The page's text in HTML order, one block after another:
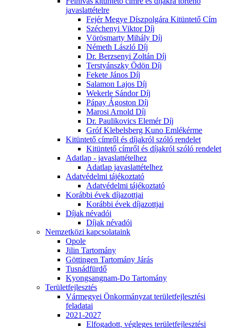
javaslattételre
Fejér Megye Díszpolgára Kitüntető Cím
Széchenyi Viktor Díj
Vörösmarty Mihály Díj
Németh László Díj
Dr. Berzsenyi Zoltán Díj
Terstyánszky Ödön Díj
Fekete János Díj
Salamon Lajos Díj
Wekerle Sándor Díj
Pápay Ágoston Díj
Marosi Arnold Díj
Dr. Paulikovics Elemér Díj
Gróf Klebelsberg Kuno Emlékérme
Kitüntető címről és díjakról szóló rendelet
Kitüntető címről és díjakról szóló rendelet
Adatlap - javaslattételhez
Adatlap javaslattételhez
Adatvédelmi tájékoztató
Adatvédelmi tájékoztató
Korábbi évek díjazottjai
Korábbi évek díjazottjai
Díjak névadói
Díjak névadói
Nemzetközi kapcsolataink
Opole
Jilin Tartomány
Göttingen Tartomány Járás
Tusnádfürdő
Kyongsangnam-Do Tartomány
Területfejlesztés
Vármegyei Önkormányzat területfejlesztési
feladatai
2021-2027
Elfogadott, végleges területfejlesztési